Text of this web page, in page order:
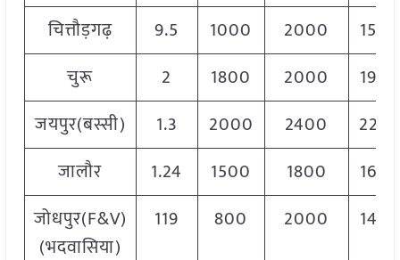
चित्तौड़गढ़ 9.5 1000 2000
1500
चुरू
2 1800 2000
1900
जयपुर(बस्सी)
1.3 2000 2400
जालौर
1.24 1500 1800
1600
जोधपुर(F&V)
(भदवासिया)
119 800 2000 1400